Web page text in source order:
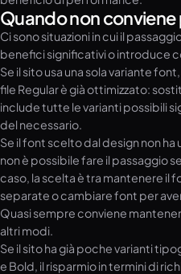
Quando non
Ci sono situazioni in cui il
benefici significativi o introduce
Se il sito usa una sola variante
file Regular è già ottimizzato:
include tutte le varianti possibili
del necessario.
Se il font scelto dal design non
non è possibile fare il passaggio
caso, la scelta è tra mantenere il
separate o cambiare font per
Quasi sempre conviene
altri modi.
Se il sito ha già poche varianti
e Bold, il risparmio in termini di